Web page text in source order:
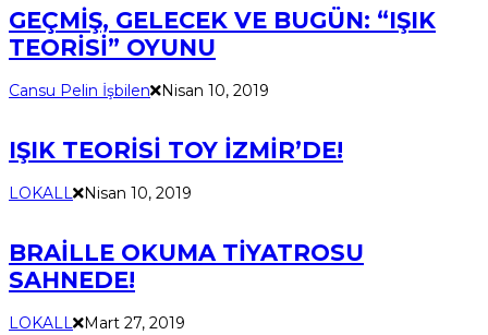
GEÇMİŞ, GELECEK VE BUGÜN: “IŞIK
TEORİSİ” OYUNU
Cansu Pelin İşbilen Nisan 10, 2019
IŞIK TEORİSİ TOY İZMİR’DE!
LOKALL Nisan 10, 2019
BRAİLLE OKUMA TİYATROSU
SAHNEDE!
LOKALL Mart 27, 2019